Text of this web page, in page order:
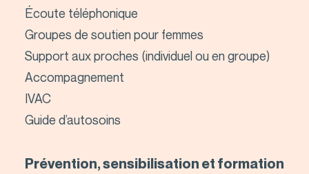
Écoute téléphonique
Groupes de soutien pour femmes
Support aux proches (individuel ou en groupe)
Accompagnement
IVAC
Guide d’autosoins
Prévention, sensibilisation et formation